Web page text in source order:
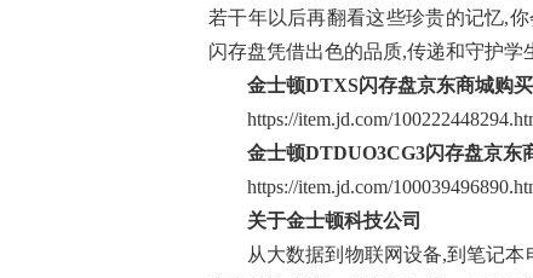
若干年以后再翻看这些珍贵的记忆,
闪存盘凭借出色的品质,传递和守护学
金士顿DTXS闪存盘京东商城购
https://item.jd.com/
金士顿DTDUO3CG3闪存盘京东
https://item.jd.com/
关于金士顿科技公司
从大数据到物联网设备,到笔记